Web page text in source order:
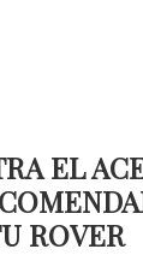
EL
ROVER